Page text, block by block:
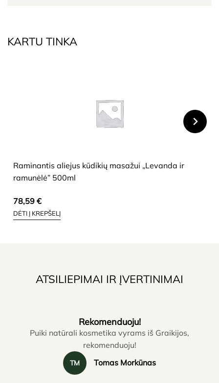
KARTU TINKA
Raminantis aliejus kūdikių masažui „Levanda ir
ramunėlė” 500ml
78,59 €
DĖTI Į KREPŠELĮ
ATSILIEPIMAI IR ĮVERTINIMAI
Rekomenduoju!
Puiki natūrali kosmetika vyrams iš Graikijos,
rekomenduoju!
TM Tomas Morkūnas